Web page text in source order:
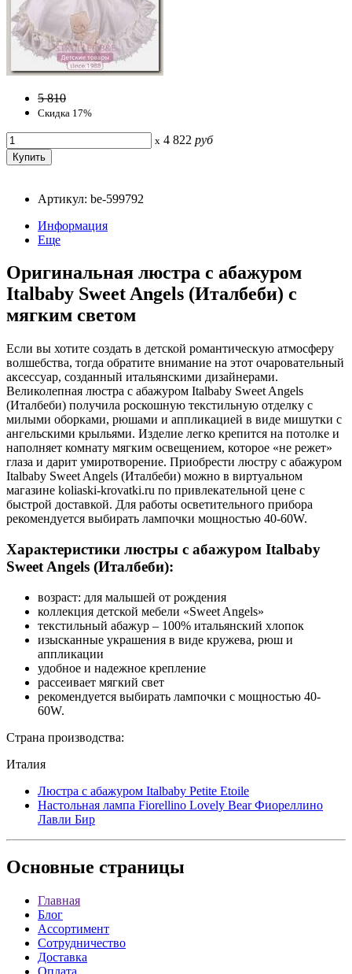
5 810
Скидка 17%
x 4 822 руб
Артикул: be-599792
Информация
Еще
Оригинальная люстра с абажуром
Italbaby Sweet Angels (Италбеби) с
мягким светом
Если вы хотите создать в детской романтическую атмосферу
волшебства, тогда обратите внимание на этот очаровательный
аксессуар, созданный итальянскими дизайнерами.
Великолепная люстра с абажуром Italbaby Sweet Angels
(Италбеби) получила роскошную текстильную отделку с
милыми оборками, рюшами и аппликацией в виде мишутки с
ангельскими крыльями. Изделие легко крепится на потолке и
наполняет комнату мягким освещением, которое «не режет»
глаза и дарит умиротворение. Приобрести люстру с абажуром
Italbaby Sweet Angels (Италбеби) можно в виртуальном
магазине koliaski-krovatki.ru по привлекательной цене с
быстрой доставкой. Для работы осветительного прибора
рекомендуется выбирать лампочки мощностью 40-60W.
Характеристики люстры с абажуром Italbaby
Sweet Angels (Италбеби):
возраст: для малышей от рождения
коллекция детской мебели «Sweet Angels»
текстильный абажур – 100% итальянский хлопок
изысканные украшения в виде кружева, рюш и
аппликации
удобное и надежное крепление
рассеивает мягкий свет
рекомендуется выбирать лампочки с мощностью 40-
60W.
Страна производства:
Италия
Люстра с абажуром Italbaby Petite Etoile
Настольная лампа Fiorellino Lovely Bear Фиореллино
Лавли Бир
Основные страницы
Главная
Блог
Ассортимент
Сотрудничество
Доставка
Оплата